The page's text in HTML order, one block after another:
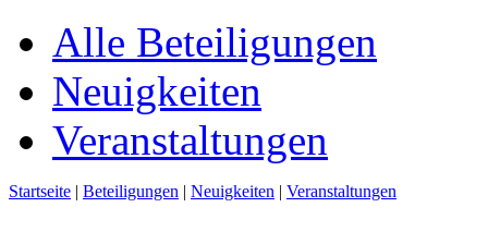
Alle Beteiligungen
Neuigkeiten
Veranstaltungen
Startseite | Beteiligungen | Neuigkeiten | Veranstaltungen